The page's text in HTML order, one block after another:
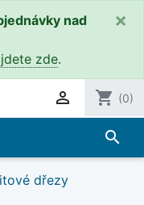
nad
zde.
×
 shopping_cart (0)
search
dřezy